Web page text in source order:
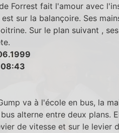
Forrest fait l'amour avec
sur la balançoire. Ses
Sur le plan suivant ,
va à l'école en bus, la
alterne entre deux plans.
de vitesse et sur le levier